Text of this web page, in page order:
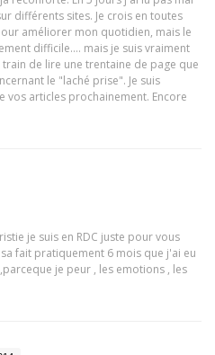
différents sites. Je crois en toutes
améliorer mon quotidien, mais le
difficile.... mais je suis vraiment
train de lire une trentaine de page que
le "laché prise". Je suis
vos articles prochainement. Encore
je suis en RDC juste pour vous
fait pratiquement 6 mois que j'ai eu
je peur , les emotions , les